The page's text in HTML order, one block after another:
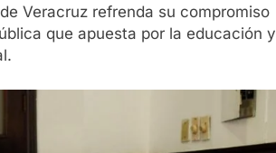
Veracruz refrenda su compromiso
que apuesta por la educación y